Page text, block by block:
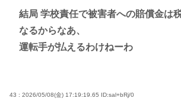
結局 学校責任で被害者への賠償金は
なるからなあ、
運転手が払えるわけねーわ
43 : 2026/05/08(金) 17:19:19.65 ID:sal+bRj/0